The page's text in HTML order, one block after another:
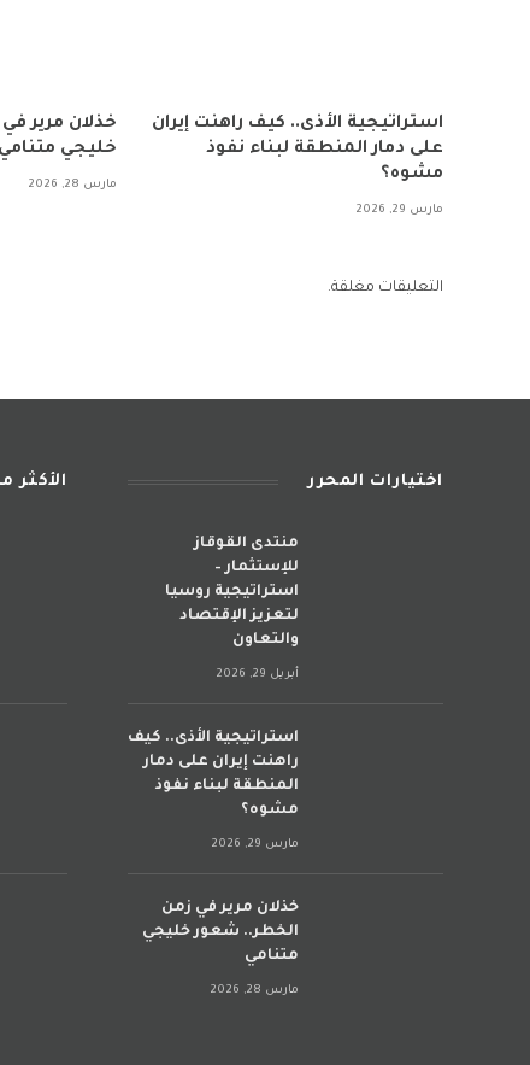
استراتيجية الأذى.. كيف راهنت إيران
على دمار المنطقة لبناء نفوذ
مشوه؟
مارس 29, 2026
خذلان مرير
خليجي متنامي
مارس 28, 2026
التعليقات مغلقة.
اختيارات المحرر
منتدى القوقاز
للإستثمار –
استراتيجية روسيا
لتعزيز الإقتصاد
والتعاون
أبريل 29, 2026
استراتيجية الأذى.. كيف
راهنت إيران على دمار
المنطقة لبناء نفوذ
مشوه؟
مارس 29, 2026
خذلان مرير في زمن
الخطر.. شعور خليجي
متنامي
مارس 28, 2026
الأكثر